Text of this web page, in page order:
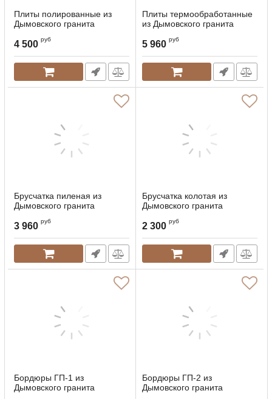
Плиты полированные из
Дымовского гранита
4 500 руб
Плиты термообработанные
из Дымовского гранита
5 960 руб
Брусчатка пиленая из
Дымовского гранита
3 960 руб
Брусчатка колотая из
Дымовского гранита
2 300 руб
Бордюры ГП-1 из
Дымовского гранита
Бордюры ГП-2 из
Дымовского гранита